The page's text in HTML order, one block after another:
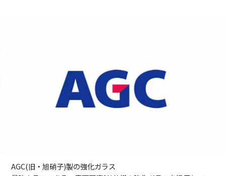
AGC(旧・旭硝子)製の強化ガラス